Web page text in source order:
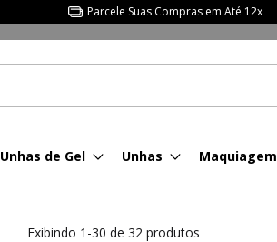
Parcele Suas Compras em Até 12x
Unhas de Gel Unhas Maquiagem
Exibindo 1-30 de 32 produtos